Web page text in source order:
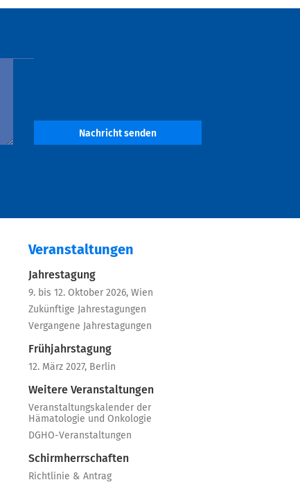
Nachricht senden
Veranstaltungen
Jahrestagung
9. bis 12. Oktober 2026, Wien
Zukünftige Jahrestagungen
Vergangene Jahrestagungen
Frühjahrstagung
12. März 2027, Berlin
Weitere Veranstaltungen
Veranstaltungskalender der
Hämatologie und Onkologie
DGHO-Veranstaltungen
Schirmherrschaften
Richtlinie & Antrag